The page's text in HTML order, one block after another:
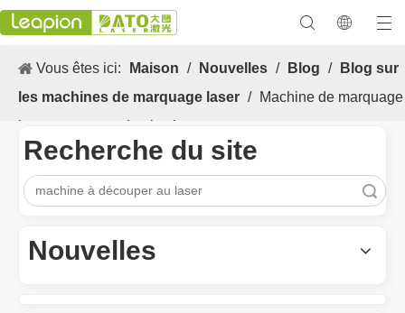
Vous êtes ici: Maison / Nouvelles / Blog /
Blog sur
les machines de marquage laser / Machine de marquage
laser marquage du plastique
Recherche du site
Nouvelles
Les Application et les caractéristiques exceptionnelles des machines de marquage laser